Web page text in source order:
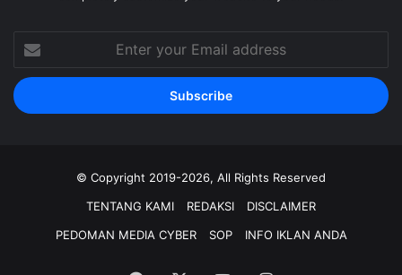
your
Email
address
© Copyright 2019-2026, All Rights Reserved
TENTANG KAMI
REDAKSI
DISCLAIMER
PEDOMAN MEDIA CYBER
SOP INFO IKLAN ANDA